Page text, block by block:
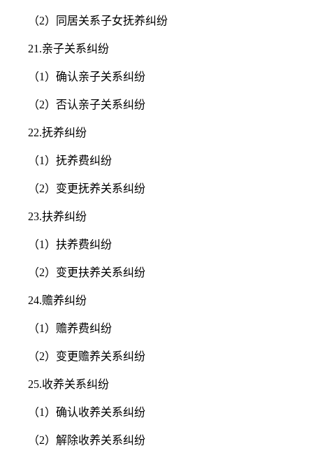
（2）同居关系子女抚养纠纷
21.亲子关系纠纷
（1）确认亲子关系纠纷
（2）否认亲子关系纠纷
22.抚养纠纷
（1）抚养费纠纷
（2）变更抚养关系纠纷
23.扶养纠纷
（1）扶养费纠纷
（2）变更扶养关系纠纷
24.赡养纠纷
（1）赡养费纠纷
（2）变更赡养关系纠纷
25.收养关系纠纷
（1）确认收养关系纠纷
（2）解除收养关系纠纷